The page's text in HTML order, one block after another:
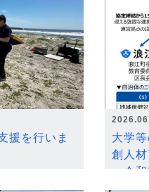
援を行いま
大学
創人
～令